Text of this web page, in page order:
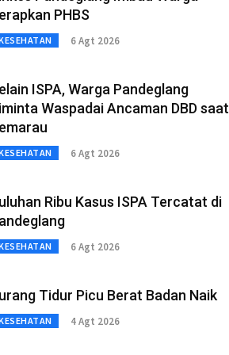
PHBS
6 Agt 2026
ISPA, Warga Pandeglang
Waspadai Ancaman DBD saat
6 Agt 2026
Ribu Kasus ISPA Tercatat di
6 Agt 2026
Tidur Picu Berat Badan Naik
4 Agt 2026